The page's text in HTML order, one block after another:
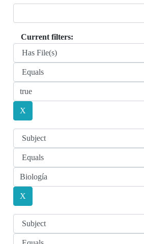
Current filters: